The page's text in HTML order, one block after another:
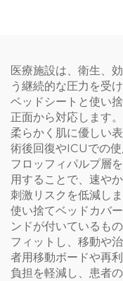
医療施設は、衛生、
う継続的な圧力を受
ベッドシートと使い
正面から対応します
柔らかく肌に優しい
術後回復やICUでの使
フロッフィパルプ層
用することで、速や
刺激リスクを低減しま
使い捨てベッドカバ
ンドが付いているも
フィットし、移動や
者用移動ボードや再
負担を軽減し、患者